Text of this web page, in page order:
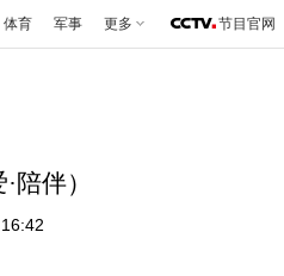
体育 军事 更多 节目官网
陪伴）